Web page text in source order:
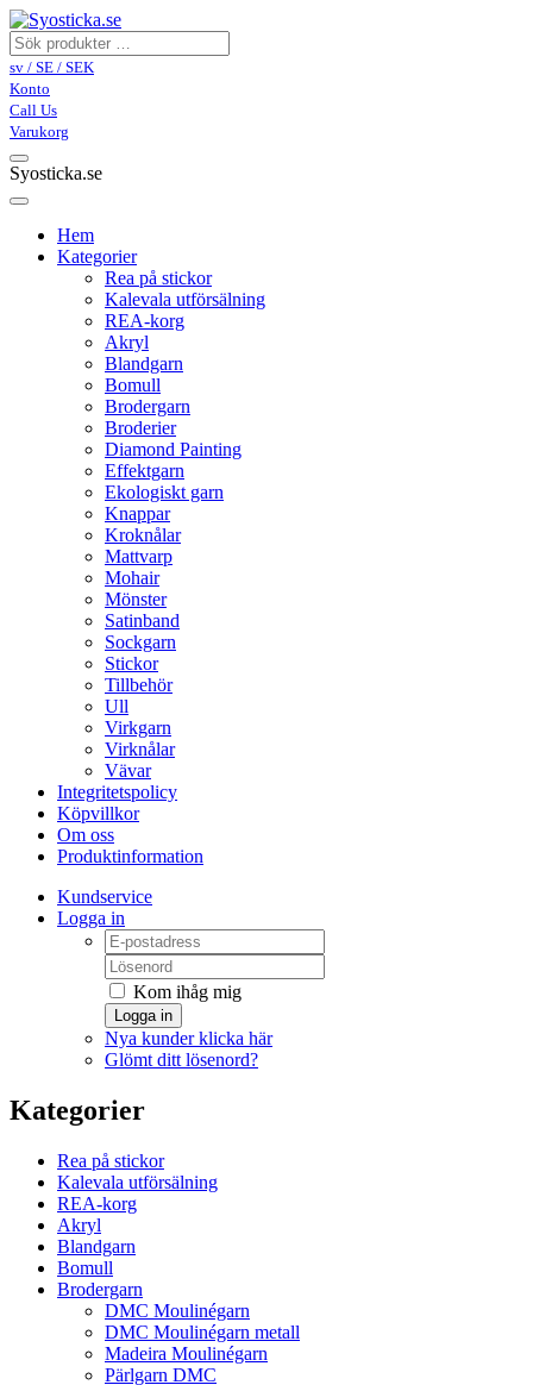
sv / SE / SEK
Konto
Call Us
Varukorg
Syosticka.se
Hem
Kategorier
Rea på stickor
Kalevala utförsälning
REA-korg
Akryl
Blandgarn
Bomull
Brodergarn
Broderier
Diamond Painting
Effektgarn
Ekologiskt garn
Knappar
Kroknålar
Mattvarp
Mohair
Mönster
Satinband
Sockgarn
Stickor
Tillbehör
Ull
Virkgarn
Virknålar
Vävar
Integritetspolicy
Köpvillkor
Om oss
Produktinformation
Kundservice
Logga in
Kom ihåg mig
Logga in
Nya kunder klicka här
Glömt ditt lösenord?
Kategorier
Rea på stickor
Kalevala utförsälning
REA-korg
Akryl
Blandgarn
Bomull
Brodergarn
DMC Moulinégarn
DMC Moulinégarn metall
Madeira Moulinégarn
Pärlgarn DMC